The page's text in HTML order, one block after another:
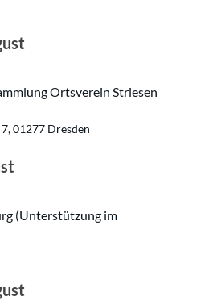
Ortsverein Striesen
01277 Dresden
(Unterstützung im